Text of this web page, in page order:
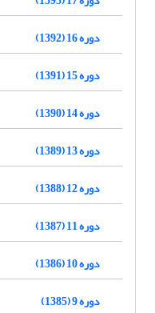
دوره 16 (1392)
دوره 15 (1391)
دوره 14 (1390)
دوره 13 (1389)
دوره 12 (1388)
دوره 11 (1387)
دوره 10 (1386)
دوره 9 (1385)